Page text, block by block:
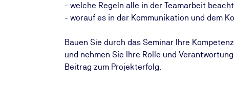
- welche Regeln alle in der Teamarbeit
- worauf es in der Kommunikation und dem
Bauen Sie durch das Seminar Ihre
und nehmen Sie Ihre Rolle und
Beitrag zum Projekterfolg.